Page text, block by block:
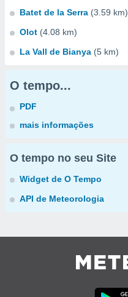
Batet de la Serra (3.59 km)
Olot (4.08 km)
La Vall de Bianya (5 km)
O tempo...
PDF
mais informações
O tempo no seu Site
Widget de O Tempo
API de Meteorologia